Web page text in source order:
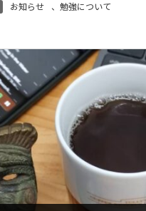
お知らせ 、 勉強について